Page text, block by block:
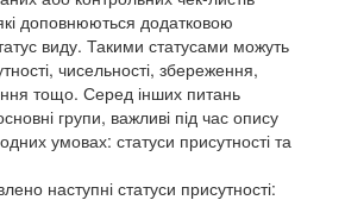
доповнюються додатковою
виду. Такими статусами можуть
чисельності, збереження,
тощо. Серед інших питань
групи, важливі під час опису
умовах: статуси присутності та
наступні статуси присутності: